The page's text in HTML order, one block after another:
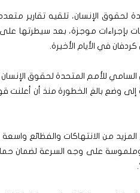
لحقوق الإنسان، تلقيه تقارير
بإجراءات موجزة، بعد سيطرتها على
في الأيام الأخيرة.
السامي للأمم المتحدة لحقوق
إلى وضع بالغ الخطورة منذ أن
من الانتهاكات والفظائع
وملموسة على وجه السرعة لضمان